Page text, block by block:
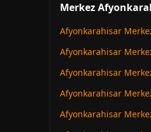
Merkez
Afyonkarahisar
Afyonkarahisar
Afyonkarahisar
Afyonkarahisar
Afyonkarahisar